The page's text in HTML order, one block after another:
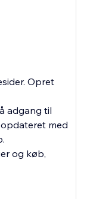
Opret
adgang til
med
og køb,